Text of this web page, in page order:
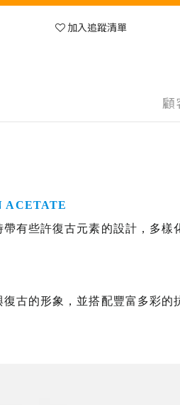
加入追蹤清單
顧
ACETATE
有些許復古元素的設計， 多樣
古的形象 ，並搭配豐富多彩的